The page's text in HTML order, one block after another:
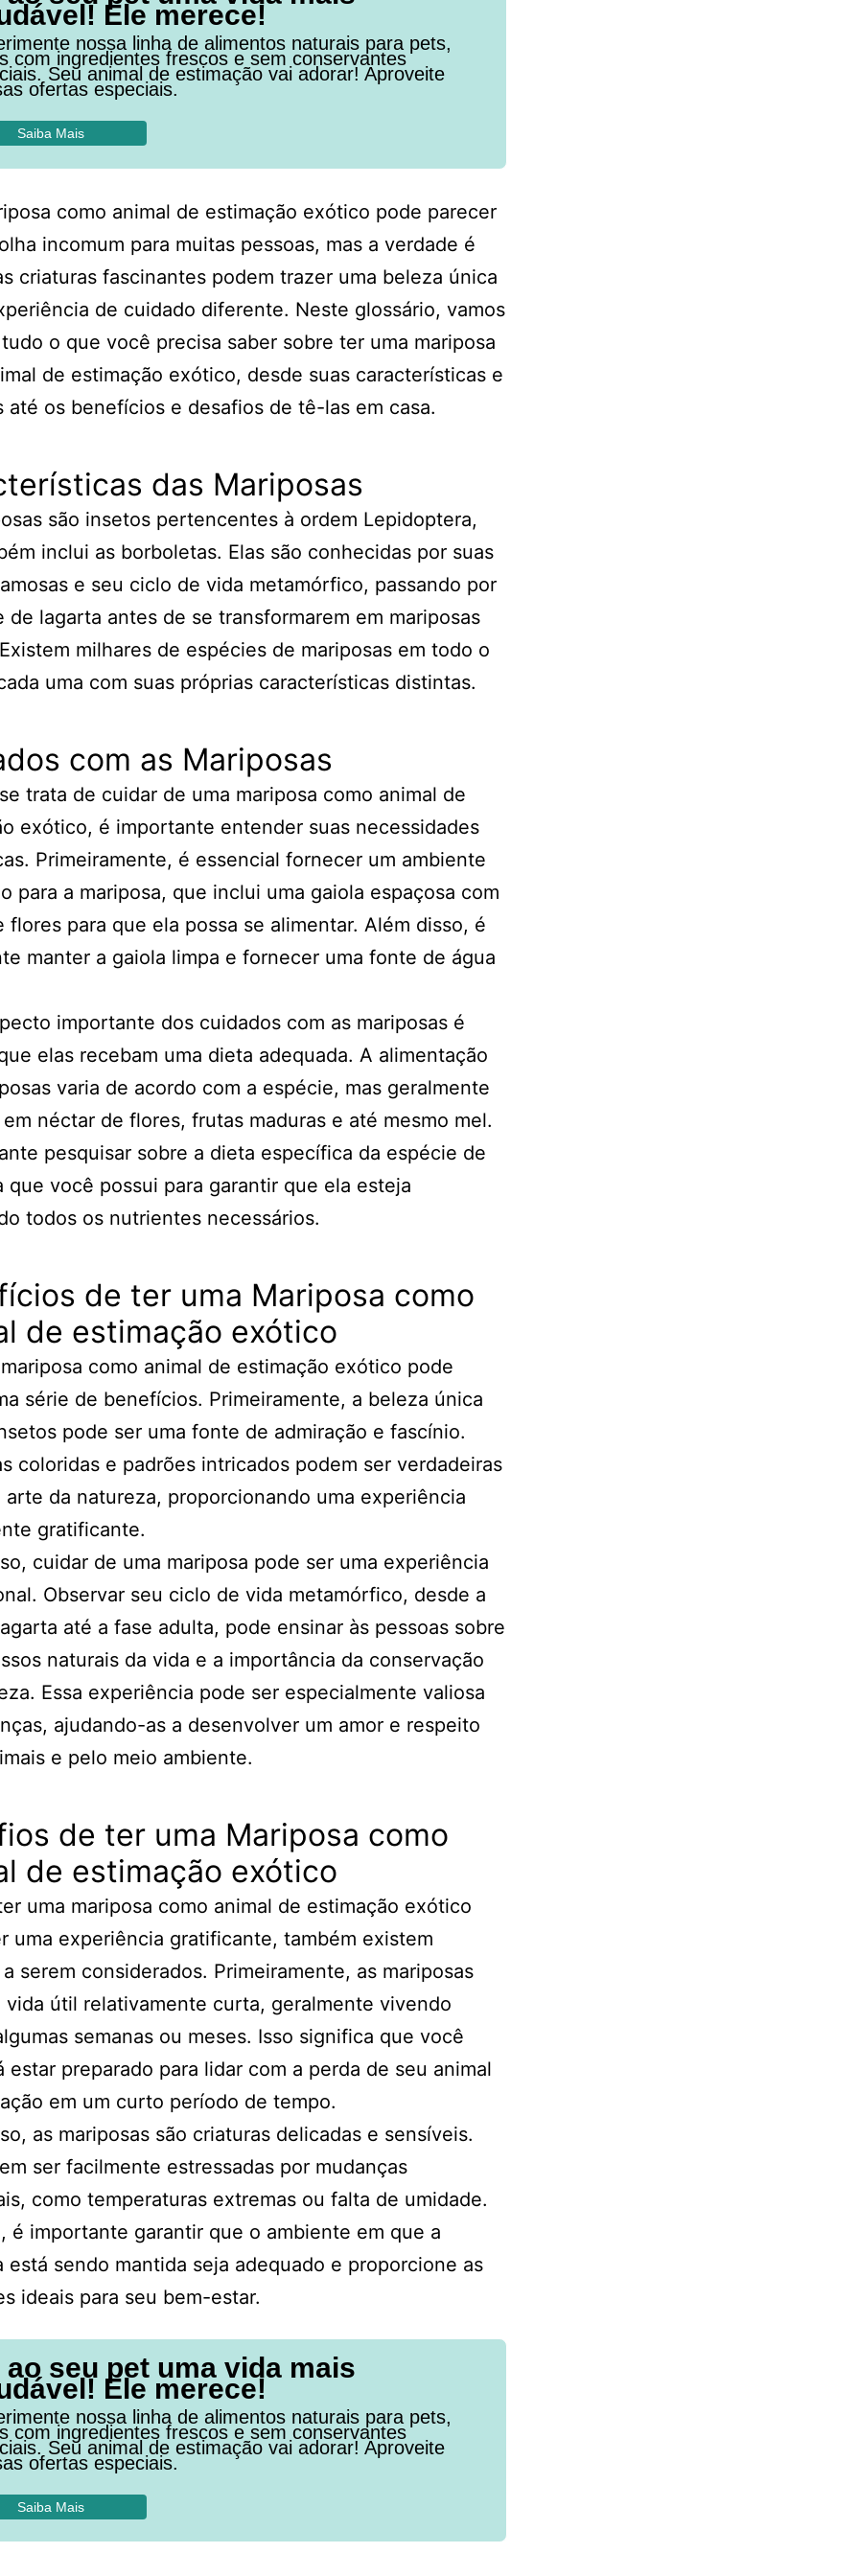
Ele merece!
nossa linha de alimentos naturais para pets,
com ingredientes frescos e sem conservantes
Seu animal de estimação vai adorar! Aproveite
ofertas especiais.
Saiba Mais
como animal de estimação exótico pode parecer
incomum para muitas pessoas, mas a verdade é
criaturas fascinantes podem trazer uma beleza única
de cuidado diferente. Neste glossário, vamos
o que você precisa saber sobre ter uma mariposa
de estimação exótico, desde suas características e
até os benefícios e desafios de tê-las em casa.
das Mariposas
são insetos pertencentes à ordem Lepidoptera,
inclui as borboletas. Elas são conhecidas por suas
e seu ciclo de vida metamórfico, passando por
de lagarta antes de se transformarem em mariposas
milhares de espécies de mariposas em todo o
uma com suas próprias características distintas.
com as Mariposas
trata de cuidar de uma mariposa como animal de
exótico, é importante entender suas necessidades
Primeiramente, é essencial fornecer um ambiente
para a mariposa, que inclui uma gaiola espaçosa com
flores para que ela possa se alimentar. Além disso, é
manter a gaiola limpa e fornecer uma fonte de água
importante dos cuidados com as mariposas é
elas recebam uma dieta adequada. A alimentação
varia de acordo com a espécie, mas geralmente
néctar de flores, frutas maduras e até mesmo mel.
pesquisar sobre a dieta específica da espécie de
que você possui para garantir que ela esteja
todos os nutrientes necessários.
de ter uma Mariposa como
de estimação exótico
como animal de estimação exótico pode
série de benefícios. Primeiramente, a beleza única
pode ser uma fonte de admiração e fascínio.
coloridas e padrões intricados podem ser verdadeiras
arte da natureza, proporcionando uma experiência
gratificante.
cuidar de uma mariposa pode ser uma experiência
Observar seu ciclo de vida metamórfico, desde a
até a fase adulta, pode ensinar às pessoas sobre
naturais da vida e a importância da conservação
Essa experiência pode ser especialmente valiosa
ajudando-as a desenvolver um amor e respeito
e pelo meio ambiente.
de ter uma Mariposa como
de estimação exótico
uma mariposa como animal de estimação exótico
uma experiência gratificante, também existem
serem considerados. Primeiramente, as mariposas
vida útil relativamente curta, geralmente vivendo
semanas ou meses. Isso significa que você
estar preparado para lidar com a perda de seu animal
em um curto período de tempo.
as mariposas são criaturas delicadas e sensíveis.
ser facilmente estressadas por mudanças
como temperaturas extremas ou falta de umidade.
é importante garantir que o ambiente em que a
está sendo mantida seja adequado e proporcione as
ideais para seu bem-estar.
ao seu pet uma vida mais
Ele merece!
nossa linha de alimentos naturais para pets,
com ingredientes frescos e sem conservantes
Seu animal de estimação vai adorar! Aproveite
ofertas especiais.
Saiba Mais